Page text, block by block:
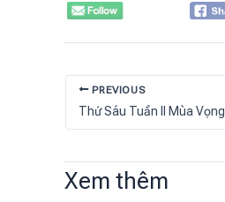
PREVIOUS
Thứ Sáu Tuần II Mùa Vọng
Xem thêm